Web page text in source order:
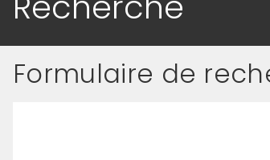
Formulaire de